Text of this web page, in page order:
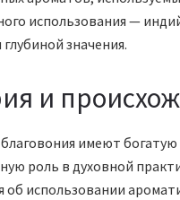
использования —
значения.
и
имеют
роль в духовной
об использовании